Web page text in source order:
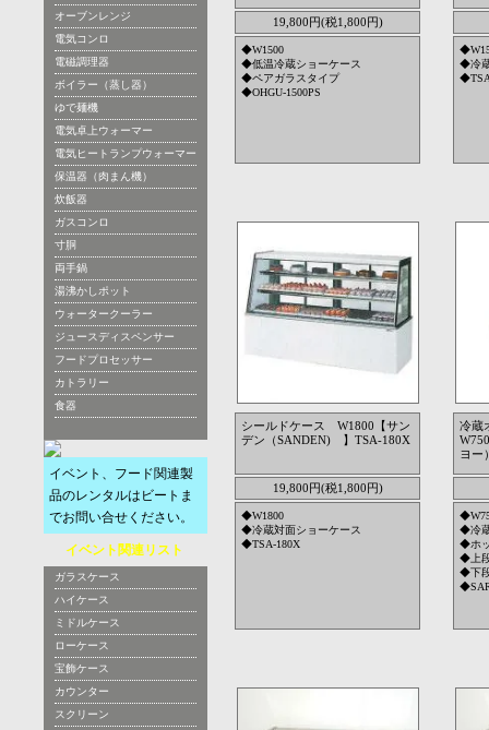
オーブンレンジ
電気コンロ
電磁調理器
ボイラー（蒸し器）
ゆで麺機
電気卓上ウォーマー
電気ヒートランプウォーマー
保温器（肉まん機）
炊飯器
ガスコンロ
寸胴
両手鍋
湯沸かしポット
ウォータークーラー
ジュースディスペンサー
フードプロセッサー
カトラリー
食器
イベント、フード関連製
品のレンタルはビートま
でお問い合せください。
イベント関連リスト
ガラスケース
ハイケース
ミドルケース
ローケース
宝飾ケース
カウンター
スクリーン
19,800円(税1,800円)
◆W1500
◆低温冷蔵ショーケース
◆ペアガラスタイプ
◆OHGU-1500PS
◆冷
シールドケース W1800【サン
デン（SANDEN) 】TSA-180X
19,800円(税1,800円)
◆W1800
◆冷蔵対面ショーケース
◆TSA-180X
冷蔵
ヨー
◆冷
◆ホ
◆上
◆下